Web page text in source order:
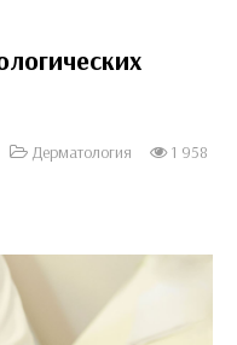
Дерматология
1 958